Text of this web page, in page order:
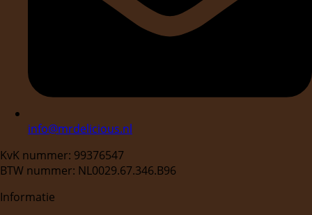
info@mrdelicious.nl
KvK nummer: 99376547
BTW nummer: NL0029.67.346.B96
Informatie